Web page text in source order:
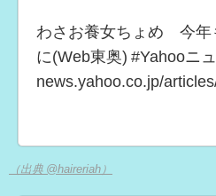
わさお養女ちょめ 今年
に(Web東奥) #Yahooニ
news.yahoo.co.jp/
（出典 @haireriah）